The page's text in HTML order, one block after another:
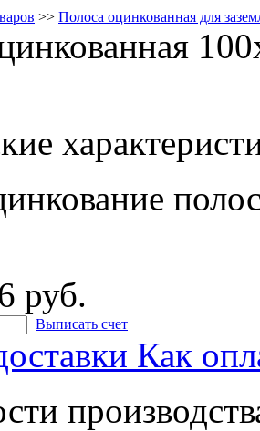
>> Полоса оцинкованная для
руб.
Выписать счет
Как